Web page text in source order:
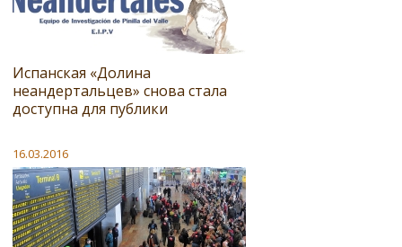
Испанская «Долина
неандертальцев» снова стала
доступна для публики
16.03.2016